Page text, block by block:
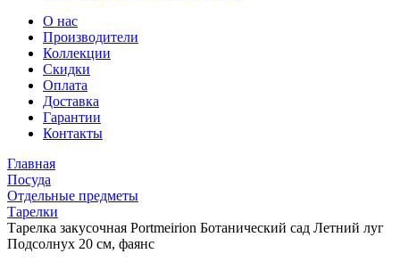
О нас
Производители
Коллекции
Скидки
Оплата
Доставка
Гарантии
Контакты
Главная
Посуда
Отдельные предметы
Тарелки
Тарелка закусочная Portmeirion Ботанический сад Летний луг
Подсолнух 20 см, фаянс